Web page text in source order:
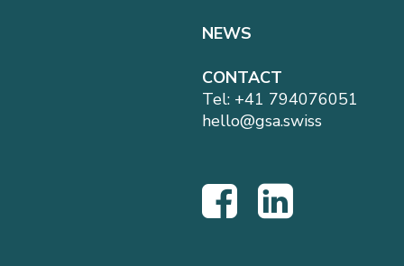
NEWS
CONTACT
Tel: +41 794076051
hello@gsa.swiss